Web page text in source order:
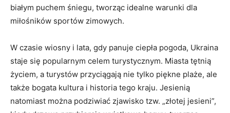
białym puchem śniegu, tworząc idealne warunki dla
miłośników sportów zimowych.
W czasie ​wiosny i lata,​ gdy panuje ciepła pogoda, ‍Ukraina
staje się popularnym ‍celem turystycznym. Miasta tętnią
życiem, a turystów przyciągają nie tylko piękne plaże, ale
także‍ bogata kultura​ i historia tego kraju. Jesienią
⁣natomiast⁢ można podziwiać zjawisko tzw. „złotej jesieni”,